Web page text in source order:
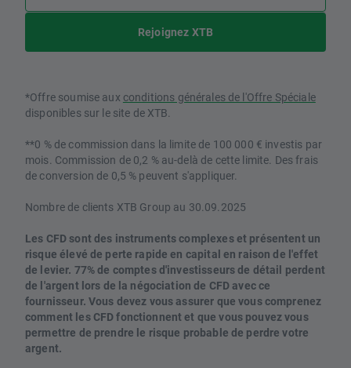
Rejoignez XTB
*Offre soumise aux conditions générales de l'Offre Spéciale
disponibles sur le site de XTB.
**0 % de commission dans la limite de 100 000 € investis par
mois. Commission de 0,2 % au-delà de cette limite. Des frais
de conversion de 0,5 % peuvent s'appliquer.
Nombre de clients XTB Group au 30.09.2025
Les CFD sont des instruments complexes et présentent un
risque élevé de perte rapide en capital en raison de l'effet
de levier. 77% de comptes d'investisseurs de détail perdent
de l'argent lors de la négociation de CFD avec ce
fournisseur. Vous devez vous assurer que vous comprenez
comment les CFD fonctionnent et que vous pouvez vous
permettre de prendre le risque probable de perdre votre
argent.